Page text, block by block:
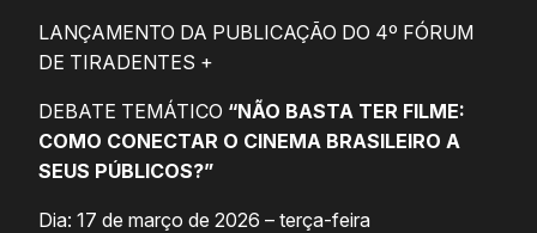
LANÇAMENTO DA PUBLICAÇÃO DO 4º FÓRUM
DE TIRADENTES +
DEBATE TEMÁTICO “NÃO BASTA TER FILME:
COMO CONECTAR O CINEMA BRASILEIRO A
SEUS PÚBLICOS?”
Dia: 17 de março de 2026 – terça-feira